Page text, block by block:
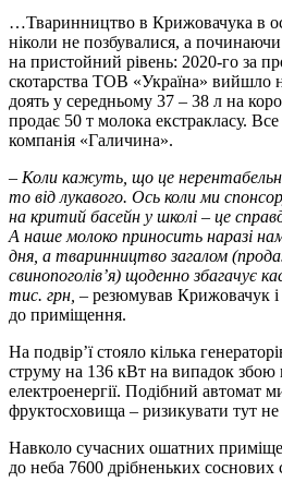
…Тваринництво в Крижовачука в
ніколи не позбувалися, а
на пристойний рівень: 2020-го за
скотарства ТОВ «Україна» вийшло
доять у середньому 37 – 38 л на
продає 50 т молока екстракласу.
компанія «Галичина».
– Коли кажуть, що це
то від лукавого. Ось коли ми
на критий басейн у школі – це
А наше молоко приносить наразі
дня, а тваринництво загалом
свинопоголів’я) щоденно збагачує
тис. грн, – резюмував Крижовачук
до приміщення.
На подвір’ї стояло кілька
струму на 136 кВт на випадок збою
електроенергії. Подібний автомат
фруктосховища – ризикувати тут
Навколо сучасних ошатних
до неба 7600 дрібненьких соснових